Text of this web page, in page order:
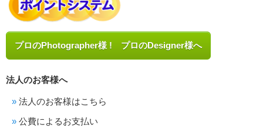
プロのPhotographer様 ! プロのDesigner様へ
法人のお客様へ
法人のお客様はこちら
公費によるお支払い